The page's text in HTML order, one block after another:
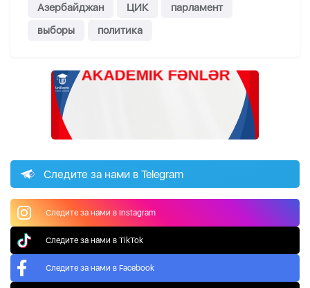
Азербайджан ЦИК
парламент
выборы
политика
Следите за нами в Telegram
Следите за нами в Instagram
Следите за нами в TikTok
Следите за нами в Facebook